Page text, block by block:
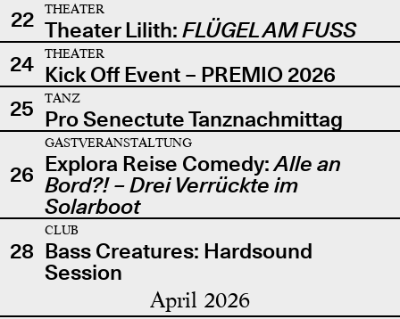
22
THEATER
Theater Lilith: FLÜGEL AM FUSS
24
THEATER
Kick Off Event – PREMIO 2026
25
TANZ
Pro Senectute Tanznachmittag
26
GASTVERANSTALTUNG
Explora Reise Comedy:Alle an
Bord?! – Drei Verrückte im
Solarboot
28
CLUB
Bass Creatures: Hardsound
Session
April 2026